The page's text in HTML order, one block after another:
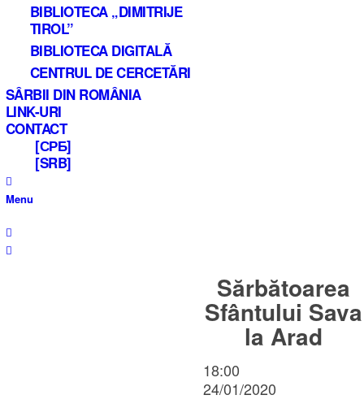
BIBLIOTECA „DIMITRIJE
TIROL”
BIBLIOTECA DIGITALĂ
CENTRUL DE CERCETĂRI
SÂRBII DIN ROMÂNIA
LINK-URI
CONTACT
[СРБ]
[SRB]
Menu
Sărbătoarea
Sfântului Sava
la Arad
18:00
24/01/2020